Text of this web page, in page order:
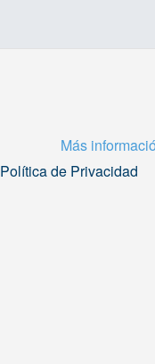
Más
Política de Privacidad